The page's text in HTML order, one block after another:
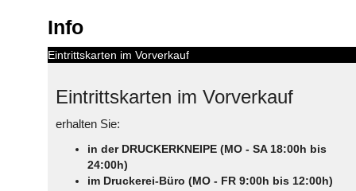
Info
Eintrittskarten im Vorverkauf
Eintrittskarten im Vorverkauf
erhalten Sie:
in der DRUCKERKNEIPE (MO - SA 18:00h bis
24:00h)
im Druckerei-Büro (MO - FR 9:00h bis 12:00h)